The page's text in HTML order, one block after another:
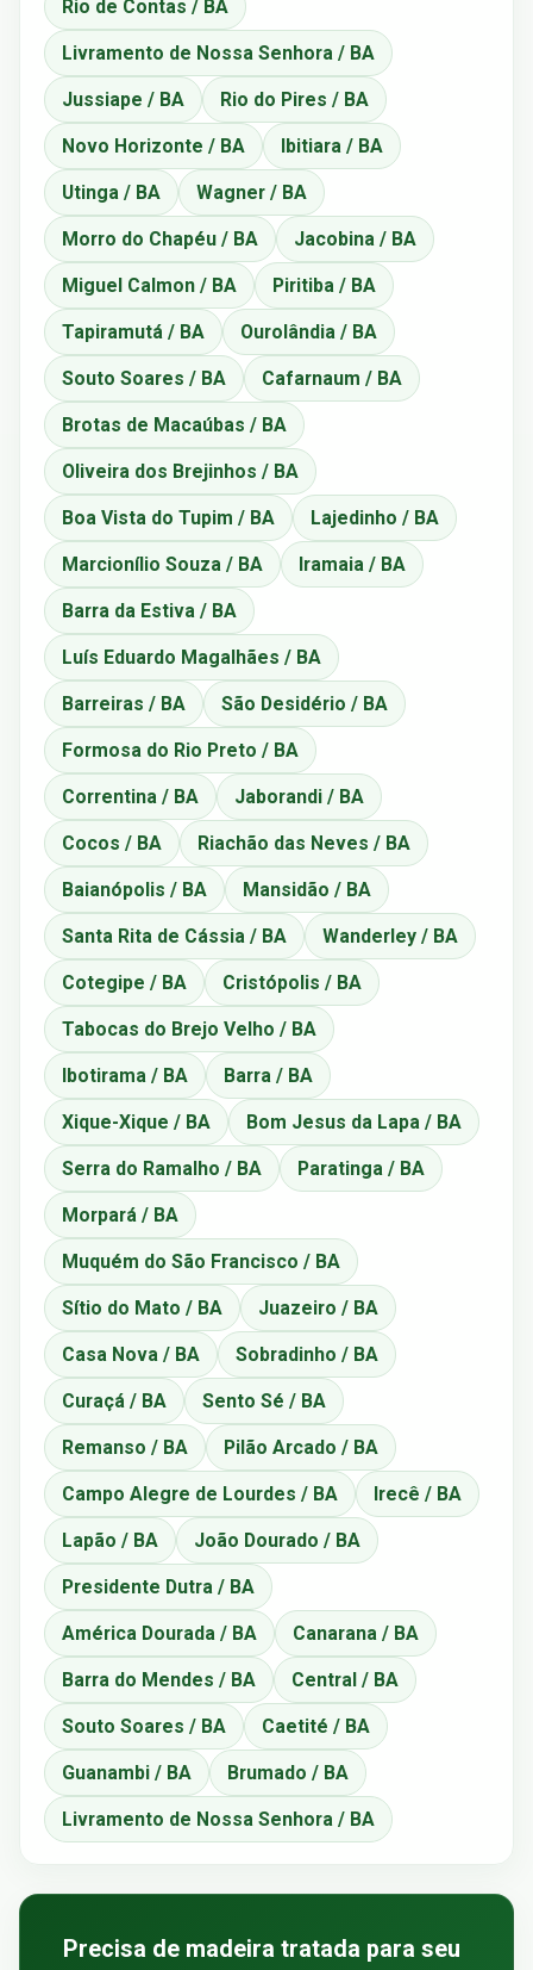
Rio de Contas / BA
Livramento de Nossa Senhora / BA
Jussiape / BA Rio do Pires / BA
Novo Horizonte / BA Ibitiara / BA
Utinga / BA Wagner / BA
Morro do Chapéu / BA Jacobina / BA
Miguel Calmon / BA Piritiba / BA
Tapiramutá / BA Ourolândia / BA
Souto Soares / BA Cafarnaum / BA
Brotas de Macaúbas / BA
Oliveira dos Brejinhos / BA
Boa Vista do Tupim / BA Lajedinho / BA
Marcionílio Souza / BA Iramaia / BA
Barra da Estiva / BA
Luís Eduardo Magalhães / BA
Barreiras / BA São Desidério / BA
Formosa do Rio Preto / BA
Correntina / BA Jaborandi / BA
Cocos / BA Riachão das Neves / BA
Baianópolis / BA Mansidão / BA
Santa Rita de Cássia / BA Wanderley / BA
Cotegipe / BA Cristópolis / BA
Tabocas do Brejo Velho / BA
Ibotirama / BA Barra / BA
Xique-Xique / BA Bom Jesus da Lapa / BA
Serra do Ramalho / BA Paratinga / BA
Morpará / BA
Muquém do São Francisco / BA
Sítio do Mato / BA Juazeiro / BA
Casa Nova / BA Sobradinho / BA
Curaçá / BA Sento Sé / BA
Remanso / BA Pilão Arcado / BA
Campo Alegre de Lourdes / BA Irecê / BA
Lapão / BA João Dourado / BA
Presidente Dutra / BA
América Dourada / BA Canarana / BA
Barra do Mendes / BA Central / BA
Souto Soares / BA Caetité / BA
Guanambi / BA Brumado / BA
Livramento de Nossa Senhora / BA
Precisa de madeira tratada para seu